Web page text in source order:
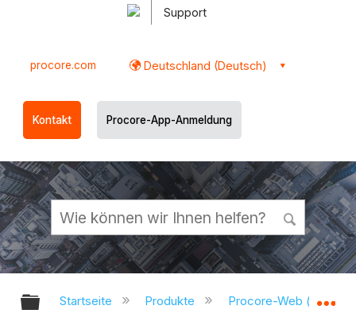
Support
procore.com Deutschland (Deutsch)
Kontakt Procore-App-Anmeldung
Globale Hierarchie auf- und
Startseite Produkte Procore-Web